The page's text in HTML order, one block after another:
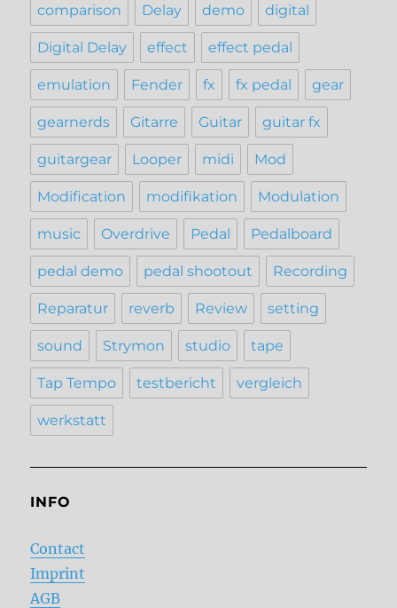
comparison Delay demo digital
Digital Delay effect effect pedal
emulation Fender fx fx pedal gear
gearnerds Gitarre Guitar guitar fx
guitargear Looper midi Mod
Modification modifikation Modulation
music Overdrive Pedal Pedalboard
pedal demo pedal shootout Recording
Reparatur reverb Review setting
sound Strymon studio tape
Tap Tempo testbericht vergleich
werkstatt
INFO
Contact
Imprint
AGB